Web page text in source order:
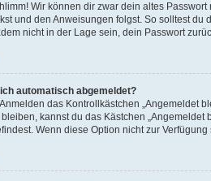
Wir können dir zwar dein altes
und den Anweisungen folgst. So solltest
nicht in der Lage sein, dein Passwort
automatisch abgemeldet?
das Kontrollkästchen „Angemeldet
kannst du das Kästchen
Wenn diese Option nicht zur